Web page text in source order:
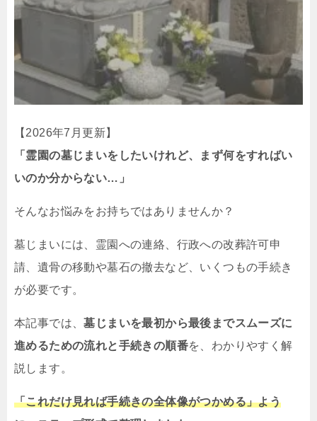
【2026年7月更新】
「霊園の墓じまいをしたいけれど、まず何をすればい
いのか分からない…」
そんなお悩みをお持ちではありませんか？
墓じまいには、霊園への連絡、行政への改葬許可申
請、遺骨の移動や墓石の撤去など、いくつもの手続き
が必要です。
本記事では、墓じまいを最初から最後までスムーズに
進めるための流れと手続きの順番を、わかりやすく解
説します。
「これだけ見れば手続きの全体像がつかめる」よう